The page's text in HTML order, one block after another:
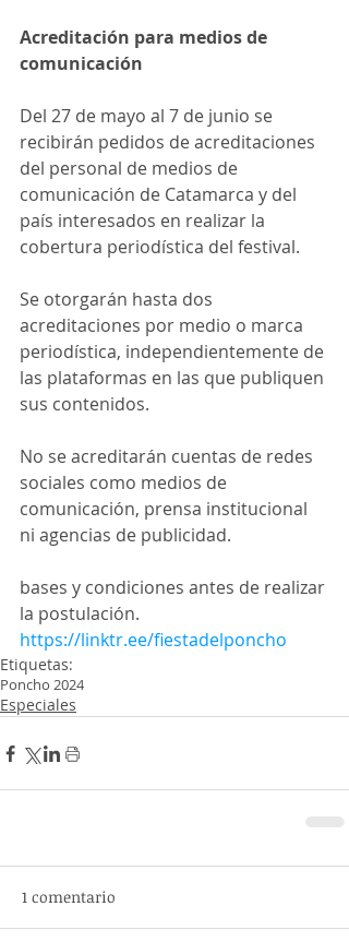
Acreditación para medios de
comunicación
Del 27 de mayo al 7 de junio se
recibirán pedidos de acreditaciones
del personal de medios de
comunicación de Catamarca y del
país interesados en realizar la
cobertura periodística del festival.
Se otorgarán hasta dos
acreditaciones por medio o marca
periodística, independientemente de
las plataformas en las que publiquen
sus contenidos.
No se acreditarán cuentas de redes
sociales como medios de
comunicación, prensa institucional
ni agencias de publicidad.
bases y condiciones antes de realizar
la postulación.
https://linktr.ee/fiestadelponcho
Etiquetas:
Poncho 2024
Especiales
1 comentario